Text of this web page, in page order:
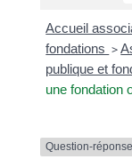
Accueil
fondations >
publique et
une fondation
Question-réponse